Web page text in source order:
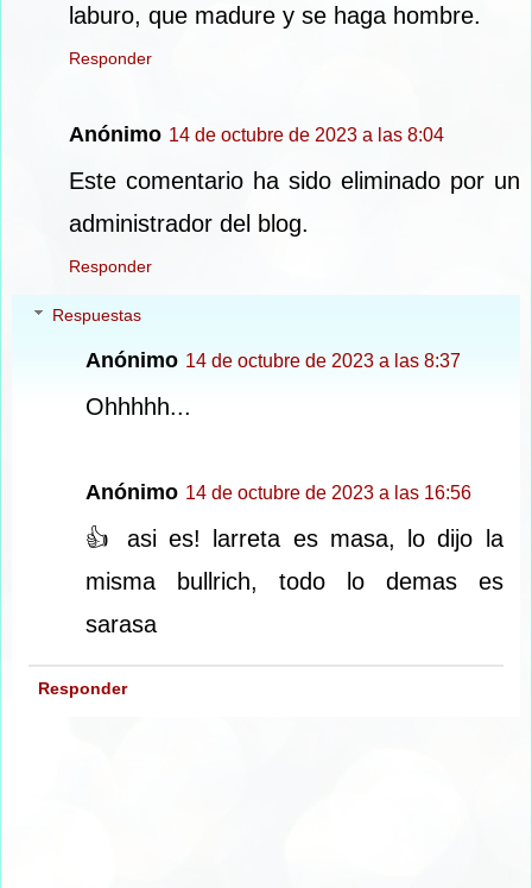
laburo, que madure y se haga hombre.
Responder
Anónimo 14 de octubre de 2023 a las 8:04
Este comentario ha sido eliminado por un
administrador del blog.
Responder
Respuestas
Anónimo 14 de octubre de 2023 a las 8:37
Ohhhhh...
Anónimo 14 de octubre de 2023 a las 16:56
👍 asi es! larreta es masa, lo dijo la
misma bullrich, todo lo demas es
sarasa
Responder